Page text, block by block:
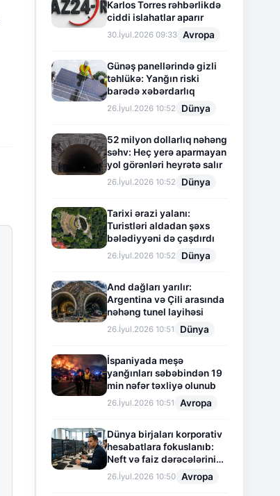
Karlos Torres rəhbərlikdə
ciddi islahatlar aparır
30.İyul.2026 09:33 Avropa
Günəş panellərində gizli
təhlükə: Yanğın riski
barədə xəbərdarlıq
26.İyul.2026 10:52 Dünya
52 milyon dollarlıq nəhəng
səhv: Heç yerə aparmayan
yol görənləri heyrətə salır
26.İyul.2026 10:52 Dünya
Tarixi ərazi yalanı:
Turistləri aldadan şəxs
bələdiyyəni də çaşdırdı
26.İyul.2026 10:52 Dünya
And dağları yarılır:
Argentina və Çili arasında
nəhəng tunel layihəsi
26.İyul.2026 10:51 Dünya
İspaniyada meşə
yanğınları səbəbindən 19
min nəfər təxliyə olunub
26.İyul.2026 10:51 Avropa
Dünya birjaları korporativ
hesabatlara fokuslanıb:
Neft və faiz dərəcələrinin
təsiri altında cari vəziyyət
26.İyul.2026 10:50 Avropa